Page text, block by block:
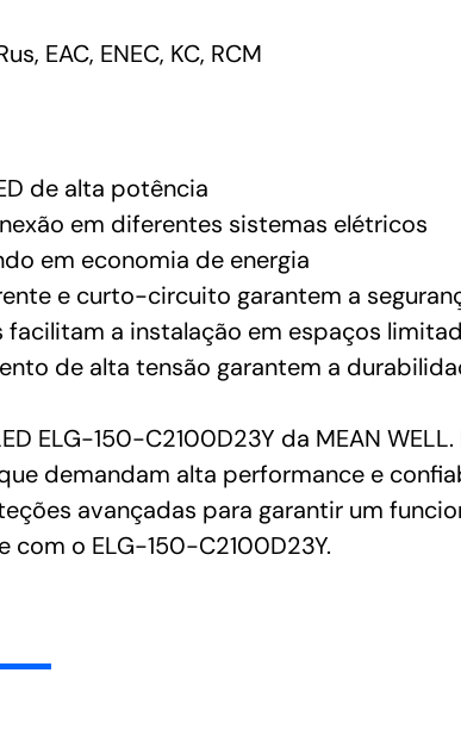
EAC, ENEC, KC, RCM
de alta potência
em diferentes sistemas elétricos
em economia de energia
e curto-circuito garantem a
a instalação em espaços
de alta tensão garantem a
ELG-150-C2100D23Y da MEAN
demandam alta performance e
avançadas para garantir um
o ELG-150-C2100D23Y.